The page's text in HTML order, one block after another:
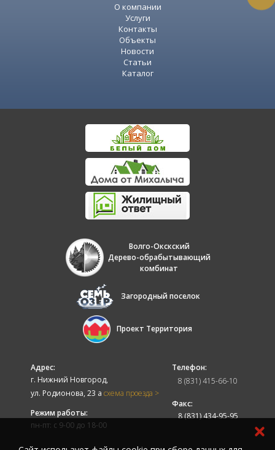
О компании
Услуги
Контакты
Объекты
Новости
Статьи
Каталог
Волго-Окскский
Дерево-обрабытывающий
комбинат
Загородный поселок
Проект Территория
Адрес:
г. Нижний Новгород,
ул. Родионова, 23 а схема проезда >
Режим работы:
пн-пт: с 9-00 до 18-00
Телефон:
8 (831) 415-66-10
Факс:
8 (831) 434-95-95